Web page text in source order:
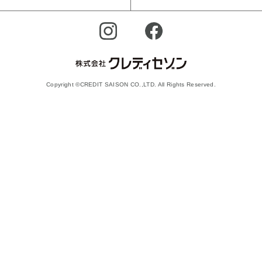
Copyright ©CREDIT SAISON CO.,LTD. All Rights Reserved.